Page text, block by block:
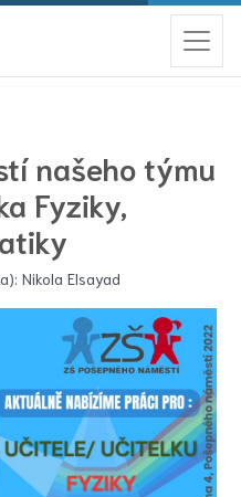
našeho týmu
Fyziky,
Nikola Elsayad